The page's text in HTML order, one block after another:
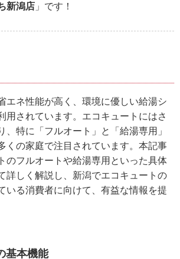
新潟店 」です！
エネ性能が高く、環境に優しい給湯シ
用されています。エコキュートにはさ
、特に「フルオート」と「給湯専用」
くの家庭で注目されています。本記事
のフルオートや給湯専用といった具体
詳しく解説し、新潟でエコキュートの
いる消費者に向けて、有益な情報を提
基本機能